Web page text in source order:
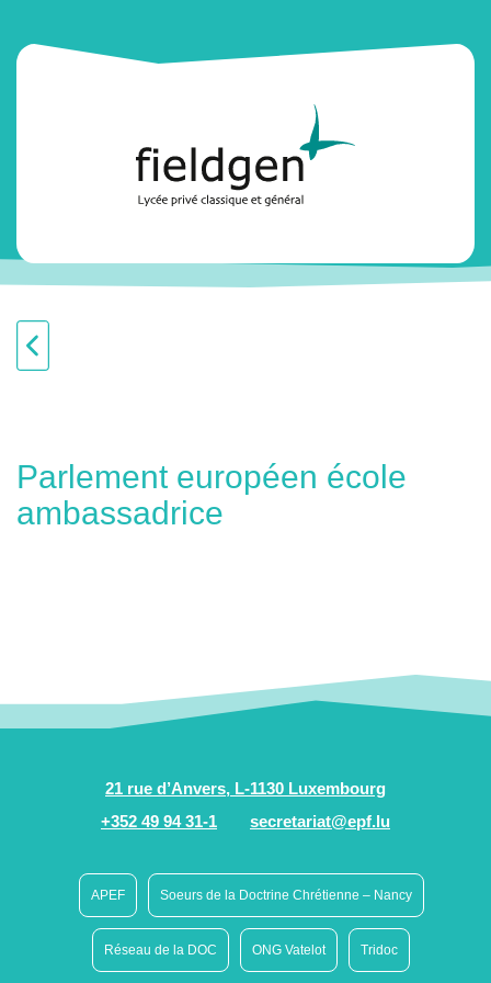
Parlement européen école
ambassadrice
21 rue d’Anvers, L-1130 Luxembourg
+352 49 94 31-1
secretariat@epf.lu
APEF Soeurs de la Doctrine Chrétienne – Nancy
Réseau de la DOC ONG Vatelot Tridoc